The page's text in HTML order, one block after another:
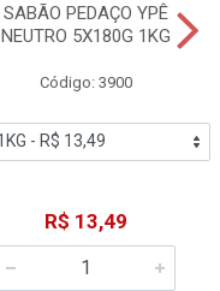
SABÃO PEDAÇO YPÊ
NEUTRO 5X180G 1KG
Código: 3900
R$ 13,49